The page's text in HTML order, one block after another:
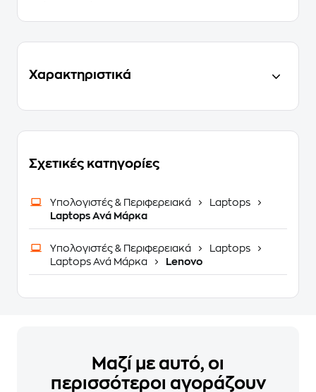
Χαρακτηριστικά
Σχετικές κατηγορίες
Υπολογιστές & Περιφερειακά
Laptops
Laptops Ανά Μάρκα
Υπολογιστές & Περιφερειακά
Laptops
Laptops Ανά Μάρκα
Lenovo
Μαζί με αυτό, οι
περισσότεροι αγοράζουν